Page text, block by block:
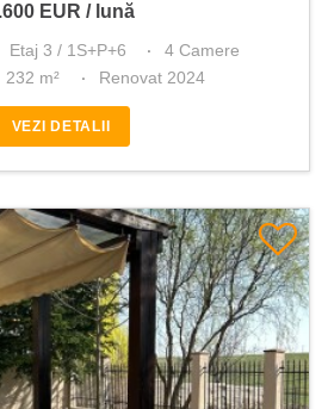
EUR / lună
Etaj 3 / 1S+P+6
4 Camere
232 m² Renovat 2024
VEZI DETALII